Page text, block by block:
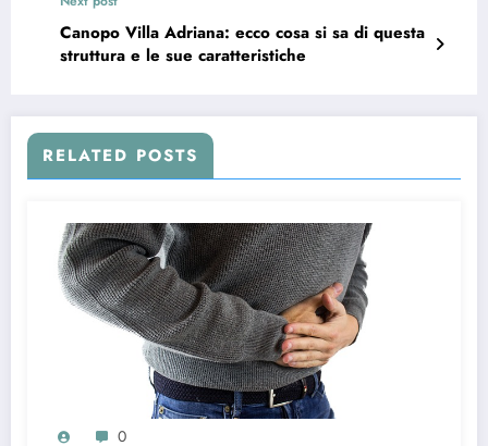
Canopo Villa Adriana: ecco cosa si sa di questa
struttura e le sue caratteristiche
RELATED POSTS
0